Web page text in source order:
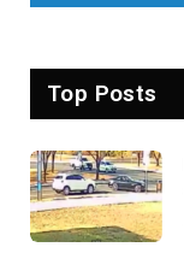
Top Posts